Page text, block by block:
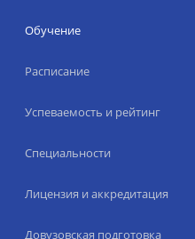
Обучение
Расписание
Успеваемость и рейтинг
Специальности
Лицензия и аккредитация
Довузовская подготовка